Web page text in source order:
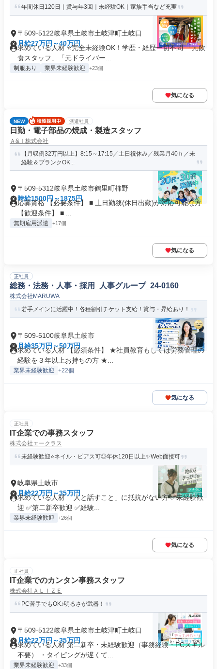
年間休日120日｜賞与年3回｜未経験OK｜家族手当など充実
〒509-5122岐阜県土岐市土岐津町土岐口
月給27万円～40万円
求めている人材 ⭐完全未経験OK！学歴・経歴一切不問 「元飲
食スタッフ」「元ドライバー...
制服あり 業界未経験歓迎 +23個
気になる
NEW 派遣社員
日勤・電子部品の焼成・製造スタッフ
Ａ&Ｉ株式会社
【月収例32万円以上】8:15～17:15／土日祝休み／残業月40ｈ／未
経験＆ブランクOK...
〒509-5312岐阜県土岐市鶴里町柿野
時給1500円～1875円
応募資格 【必要条件】 ■ 土日勤務(休日出勤)が対応可能な方
【歓迎条件】 ■ ...
無期雇用派遣 +17個
気になる
正社員
総務・法務・人事・採用_人事グループ_24-0160
株式会社MARUWA
若手メインに活躍中！各種割引チケット支給！賞与・昇給あり！
〒509-5100岐阜県土岐市
月給35万円～50万円
求めている人材 【必須条件】 ★社員教育もしくは労務管理の
経験を３年以上お持ちの方 ★...
業界未経験歓迎 +22個
気になる
正社員
IT企業での事務スタッフ
株式会社エークラス
未経験歓迎⭐ネイル・ピアス可◎年休120日以上✨Web面接可
岐阜県土岐市
月給22万円～35万円
求めている人材 「人と話すこと」に抵抗がない方 ✅未経験歓
迎 ✅第二新卒歓迎 ✅経験...
業界未経験歓迎 +26個
気になる
正社員
IT企業でのカンタン事務スタッフ
株式会社ＡＬＩＺＥ
PC苦手でもOK♪明るさが武器！
〒509-5122岐阜県土岐市土岐津町土岐口
月給22万円～35万円
求めている人材 第二新卒・未経験歓迎（事務経験・PCスキル
不要） ・タイピングが遅くて...
業界未経験歓迎 +33個